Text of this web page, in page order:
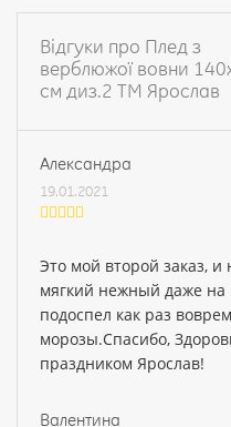
Відгуки про Плед з
верблюжої вовни
см диз.2 ТМ Ярослав
Александра
19.01.2021
Это мой второй заказ,
мягкий нежный даже на
подоспел как раз
морозы.Спасибо,
праздником Ярослав!
Валентина